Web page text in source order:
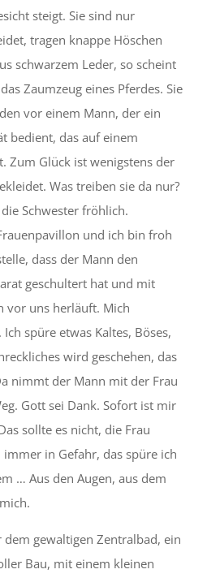
steigt. Sie sind nur
tragen knappe Höschen
schwarzem Leder, so scheint
Zaumzeug eines Pferdes. Sie
vor einem Mann, der ein
bedient, das auf einem
Zum Glück ist wenigstens der
Was treiben sie da nur?
Schwester fröhlich.
und ich bin froh
dass der Mann den
geschultert hat und mit
vor uns herläuft. Mich
spüre etwas Kaltes, Böses,
wird geschehen, das
nimmt der Mann mit der Frau
Gott sei Dank. Sofort ist mir
sollte es nicht, die Frau
in Gefahr, das spüre ich
… Aus den Augen, aus dem
gewaltigen Zentralbad, ein
Bau, mit einem kleinen